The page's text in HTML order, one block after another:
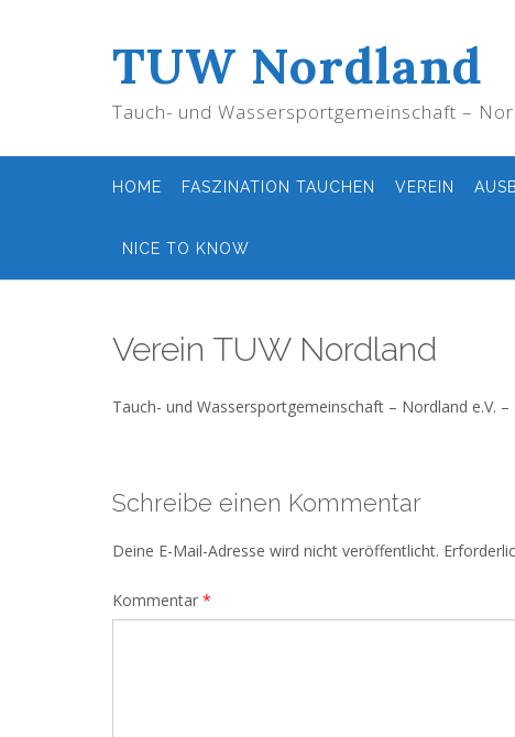
TUW Nordland
Tauch- und Wassersportgemeinschaft –
HOME FASZINATION TAUCHEN VEREIN
NICE TO KNOW
Verein TUW Nordland
Tauch- und Wassersportgemeinschaft – Nordland e.V. –
Schreibe einen Kommentar
Deine E-Mail-Adresse wird nicht veröffentlicht.
Kommentar *